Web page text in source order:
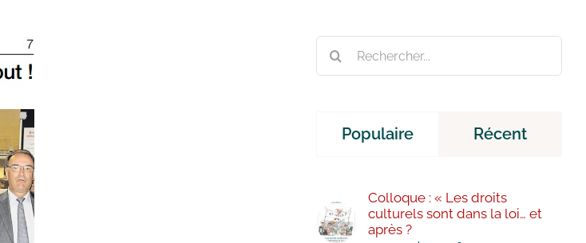
Populaire Récent
Colloque : « Les droits
culturels sont dans la loi… et
après ?